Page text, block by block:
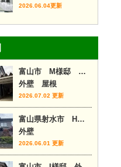
放置
2026.06.04更新
富山市 M様邸 外壁カバー工事
外壁 屋根
2026.07.02 更新
富山県射水市 H様邸
外壁
2026.06.01 更新